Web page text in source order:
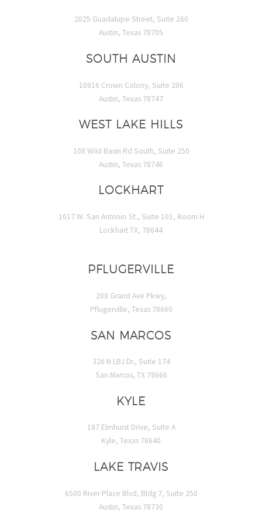
2025 Guadalupe Street, Suite 260
Austin, Texas 78705
SOUTH AUSTIN
10816 Crown Colony, Suite 206
Austin, Texas 78747
WEST LAKE HILLS
108 Wild Basin Rd South, Suite 250
Austin, Texas 78746
LOCKHART
1017 W. San Antonio St., Suite 101, Room H
Lockhart TX, 78644
PFLUGERVILLE
208 Grand Ave Pkwy,
Pflugerville, Texas 78660
SAN MARCOS
326 N LBJ Dr., Suite 174
San Marcos, TX 78666
KYLE
187 Elmhurst Drive, Suite A
Kyle, Texas 78640
LAKE TRAVIS
6500 River Place Blvd, Bldg 7, Suite 250
Austin, Texas 78730